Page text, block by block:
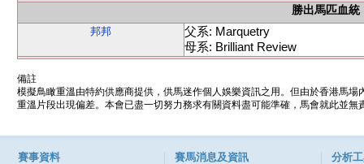
勝出馬匹血統
邦邦
父系: Marquetry
母系: Brilliant Review
備註
模擬鳥瞰重溫由特約供應商提供，供馬迷作個人娛樂資訊之用。但由於香港馬
重溫片段出現偏差。本會已盡一切努力務求有關資料盡可能準確，馬會就此並
賽事資料 賽馬消息及資訊 分析